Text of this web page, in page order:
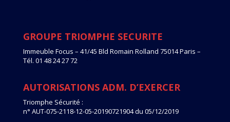
GROUPE TRIOMPHE SECURITE
Immeuble Focus – 41/45 Bld Romain Rolland 75014 Paris –
Tél. 01 48 24 27 72
AUTORISATIONS ADM. D’EXERCER
Triomphe Sécurité :
n° AUT-075-2118-12-05-20190721904 du 05/12/2019